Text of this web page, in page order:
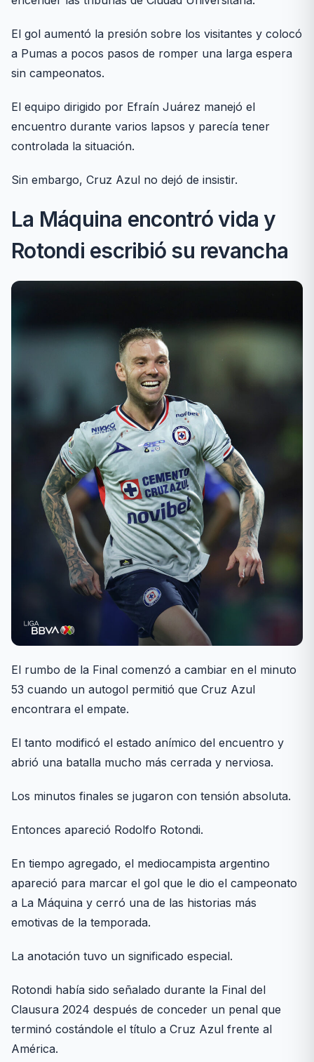
El gol aumentó la presión sobre los visitantes y colocó
a Pumas a pocos pasos de romper una larga espera
sin campeonatos.
El equipo dirigido por Efraín Juárez manejó el
encuentro durante varios lapsos y parecía tener
controlada la situación.
Sin embargo, Cruz Azul no dejó de insistir.
La Máquina encontró vida y
Rotondi escribió su revancha
El rumbo de la Final comenzó a cambiar en el minuto
53 cuando un autogol permitió que Cruz Azul
encontrara el empate.
El tanto modificó el estado anímico del encuentro y
abrió una batalla mucho más cerrada y nerviosa.
Los minutos finales se jugaron con tensión absoluta.
Entonces apareció Rodolfo Rotondi.
En tiempo agregado, el mediocampista argentino
apareció para marcar el gol que le dio el campeonato
a La Máquina y cerró una de las historias más
emotivas de la temporada.
La anotación tuvo un significado especial.
Rotondi había sido señalado durante la Final del
Clausura 2024 después de conceder un penal que
terminó costándole el título a Cruz Azul frente al
América.